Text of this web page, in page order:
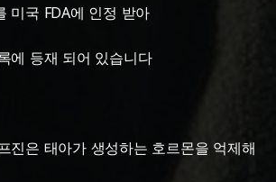
미국 FDA에 인정 받아
에 등재 되어 있습니다
진은 태아가 생성하는 호르몬을 억제해